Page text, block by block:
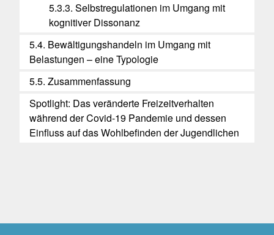
5.3.3. Selbstregulationen im Umgang mit
kognitiver Dissonanz
5.4. Bewältigungshandeln im Umgang mit
Belastungen – eine Typologie
5.5. Zusammenfassung
Spotlight: Das veränderte Freizeitverhalten
während der Covid-19 Pandemie und dessen
Einfluss auf das Wohlbefinden der Jugendlichen